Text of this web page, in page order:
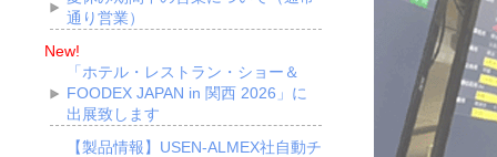
通り営業）
New!
「ホテル・レストラン・ショー＆
FOODEX JAPAN in 関西 2026」に
出展致します
【製品情報】USEN-ALMEX社自動チ